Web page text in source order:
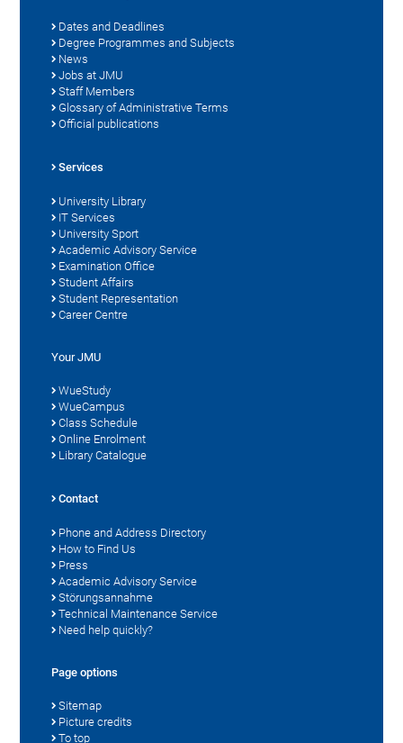
Dates and Deadlines
Degree Programmes and Subjects
News
Jobs at JMU
Staff Members
Glossary of Administrative Terms
Official publications
Services
University Library
IT Services
University Sport
Academic Advisory Service
Examination Office
Student Affairs
Student Representation
Career Centre
Your JMU
WueStudy
WueCampus
Class Schedule
Online Enrolment
Library Catalogue
Contact
Phone and Address Directory
How to Find Us
Press
Academic Advisory Service
Störungsannahme
Technical Maintenance Service
Need help quickly?
Page options
Sitemap
Picture credits
To top